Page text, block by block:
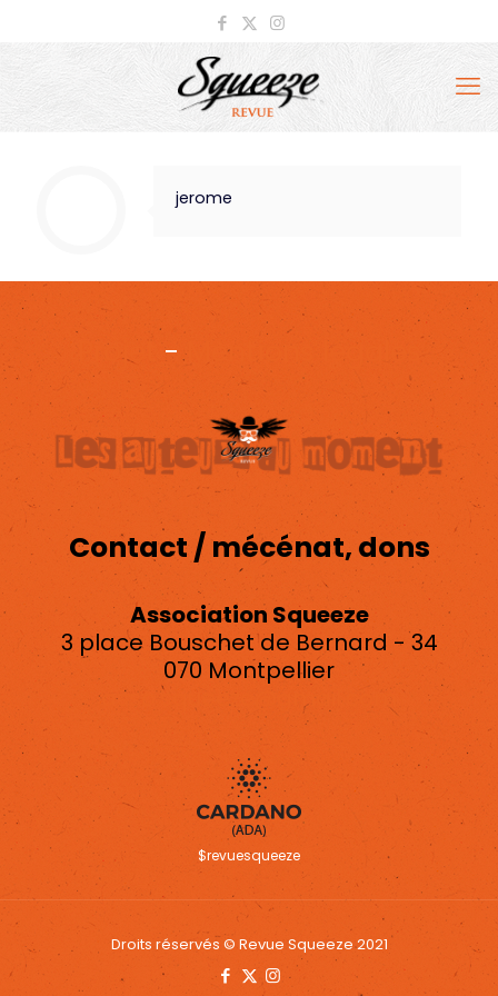
jerome
Projet -Mentions légales
Contact / mécénat, dons
Association Squeeze
3 place Bouschet de Bernard - 34
070 Montpellier
asso.squeeze@gmail.com
$revuesqueeze
Droits réservés © Revue Squeeze 2021